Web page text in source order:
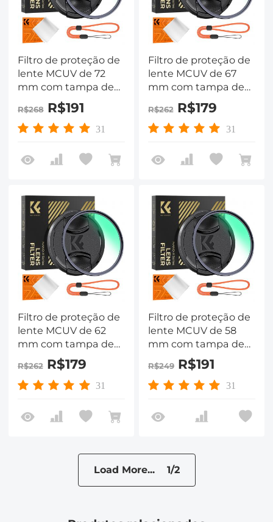
Filtro de proteção de
lente MCUV de 72
mm com tampa de
filtro Pano de
limpeza Vidro óptico
Ultra fino 28
multicamadas Série
Nano-Xcel
R$268R$191
31
Filtro de proteção de
lente MCUV de 67
mm com tampa de
filtro Pano de
limpeza Vidro óptico
Ultra fino 28
multicamadas Série
Nano-Xcel
R$262R$179
31
Filtro de proteção de
lente MCUV de 62
mm com tampa de
filtro Pano de
limpeza Vidro óptico
Ultra fino 28
multicamadas Série
Nano-Xcel
R$262R$179
31
Filtro de proteção de
lente MCUV de 58
mm com tampa de
filtro Pano de
limpeza Vidro óptico
Ultra fino 28
multicamadas Série
Nano-Xcel
R$249R$191
31
Load More... 1/2